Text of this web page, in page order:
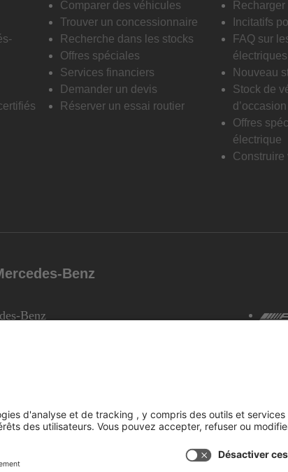
Comparer des véhicules
Trouver un concessionnaire
Recherche dans les stocks
Offres spéciales
Services financiers
Demander un devis
Réserver un essai routier
Incitatifs
FAQ sur
électriques
Nouveau
Stock de
d’occasion
Offres
électrique
Construire
Benz
Benz
Benz Canada Inc.